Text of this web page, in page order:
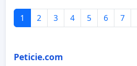
1 2 3 4 5 6 7
Peticie.com